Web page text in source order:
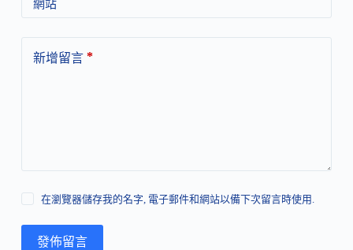
網站
新增留言*
在瀏覽器儲存我的名字, 電子郵件和網站以備下次留言時使用.
發佈留言